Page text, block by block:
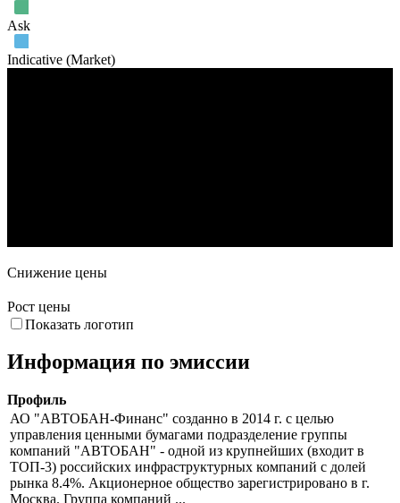
Ask
Indicative (Market)
Снижение цены
Рост цены
Показать логотип
Информация по эмиссии
Профиль
АО "АВТОБАН-Финанс" созданно в 2014 г. с целью
управления ценными бумагами подразделение группы
компаний "АВТОБАН" - одной из крупнейших (входит в
ТОП-3) российских инфраструктурных компаний с долей
рынка 8.4%. Акционерное общество зарегистрировано в г.
Москва. Группа компаний ...